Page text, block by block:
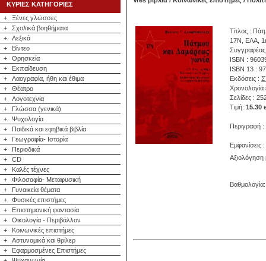
ΚΥΡΙΕΣ ΚΑΤΗΓΟΡΙΕΣ
+
Ξένες γλώσσες
+
Σχολικά βοηθήματα
+
Λεξικά
+
Βίντεο
+
Θρησκεία
+
Εκπαίδευση
+
Λαογραφία, ήθη και έθιμα
+
Θέατρο
+
Λογοτεχνία
+
Γλώσσα (γενικά)
+
Ψυχολογία
+
Παιδικά και εφηβικά βιβλία
+
Γεωγραφία- Ιστορία
+
Περιοδικά
+
CD
+
Καλές τέχνες
+
Φιλοσοφία- Μεταφυσική
+
Γυναικεία θέματα
+
Φυσικές επιστήμες
+
Επιστημονική φαντασία
+
Οικολογία - Περιβάλλον
+
Κοινωνικές επιστήμες
+
Αστυνομικά και θρίλερ
+
Εφαρμοσμένες Επιστήμες
Τίτλος :
17Ν, ΕΛΑ,
ISBN :
ISBN 13 :
Εκδόσεις :
Σελίδες :
Τιμή: 15.30
Περιγραφή
Εμφανίσεις
Αξιολόγηση